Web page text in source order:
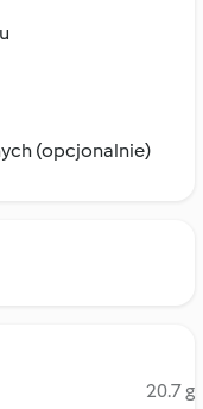
(opcjonalnie)
20.7 g